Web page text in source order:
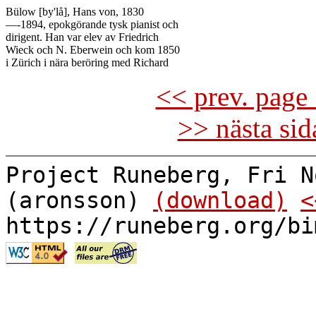
Bülow [by'lå], Hans von, 1830
—-1894, epokgörande tysk pianist och
dirigent. Han var elev av Friedrich
Wieck och N. Eberwein och kom 1850
<< prev.
>> nästa
Project Runeberg, Fri
(aronsson)
(download)
https://runeberg.org/